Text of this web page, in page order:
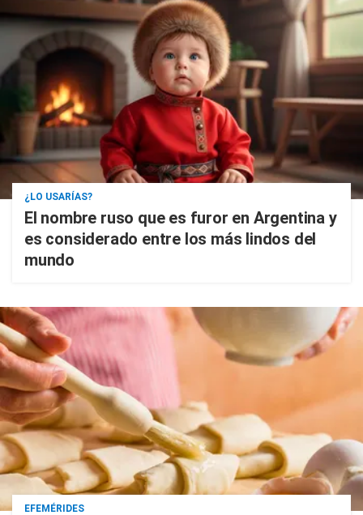
¿LO USARÍAS?
El nombre ruso que es furor en Argentina y
es considerado entre los más lindos del
mundo
EFEMÉRIDES